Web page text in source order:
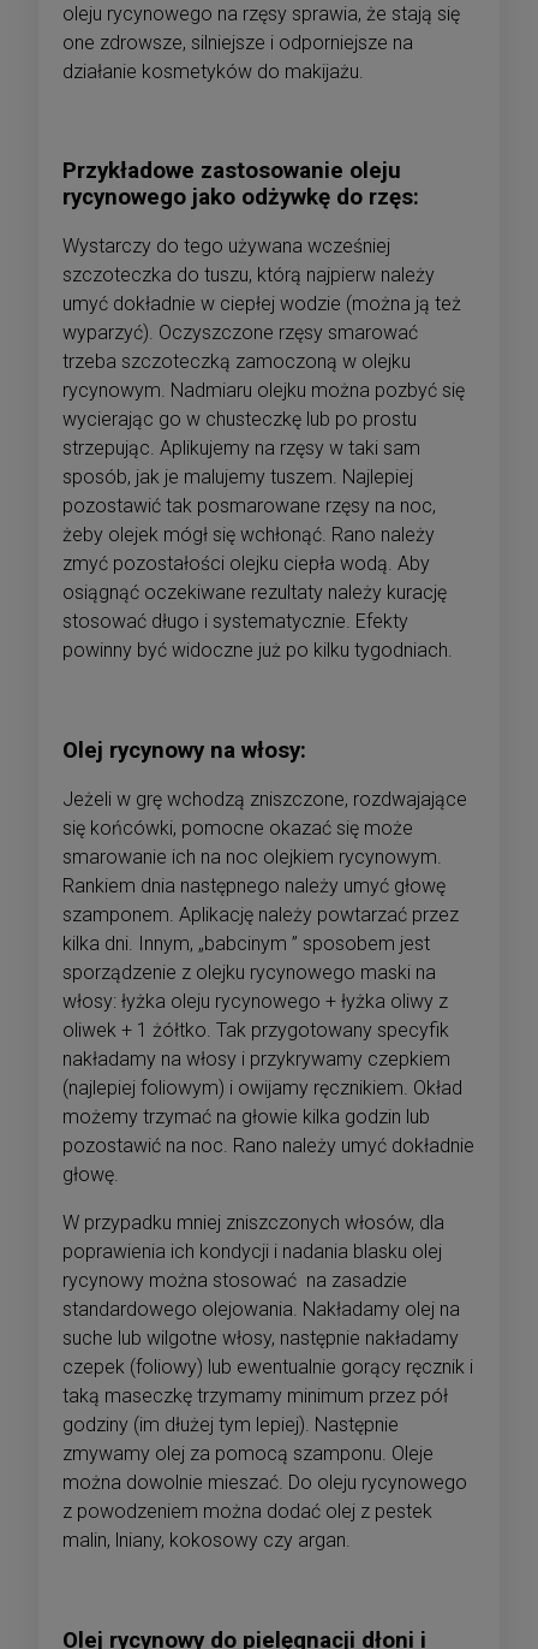
oleju rycynowego na rzęsy sprawia, że stają się
one zdrowsze, silniejsze i odporniejsze na
działanie kosmetyków do makijażu.
Przykładowe zastosowanie oleju
rycynowego jako odżywkę do rzęs:
Wystarczy do tego używana wcześniej
szczoteczka do tuszu, którą najpierw należy
umyć dokładnie w ciepłej wodzie (można ją też
wyparzyć). Oczyszczone rzęsy smarować
trzeba szczoteczką zamoczoną w olejku
rycynowym. Nadmiaru olejku można pozbyć się
wycierając go w chusteczkę lub po prostu
strzepując. Aplikujemy na rzęsy w taki sam
sposób, jak je malujemy tuszem. Najlepiej
pozostawić tak posmarowane rzęsy na noc,
żeby olejek mógł się wchłonąć. Rano należy
zmyć pozostałości olejku ciepła wodą. Aby
osiągnąć oczekiwane rezultaty należy kurację
stosować długo i systematycznie. Efekty
powinny być widoczne już po kilku tygodniach.
Olej rycynowy na włosy:
Jeżeli w grę wchodzą zniszczone, rozdwajające
się końcówki, pomocne okazać się może
smarowanie ich na noc olejkiem rycynowym.
Rankiem dnia następnego należy umyć głowę
szamponem. Aplikację należy powtarzać przez
kilka dni. Innym, „babcinym ” sposobem jest
sporządzenie z olejku rycynowego maski na
włosy: łyżka oleju rycynowego + łyżka oliwy z
oliwek + 1 żółtko. Tak przygotowany specyfik
nakładamy na włosy i przykrywamy czepkiem
(najlepiej foliowym) i owijamy ręcznikiem. Okład
możemy trzymać na głowie kilka godzin lub
pozostawić na noc. Rano należy umyć dokładnie
głowę.
W przypadku mniej zniszczonych włosów, dla
poprawienia ich kondycji i nadania blasku olej
rycynowy można stosować na zasadzie
standardowego olejowania. Nakładamy olej na
suche lub wilgotne włosy, następnie nakładamy
czepek (foliowy) lub ewentualnie gorący ręcznik i
taką maseczkę trzymamy minimum przez pół
godziny (im dłużej tym lepiej). Następnie
zmywamy olej za pomocą szamponu. Oleje
można dowolnie mieszać. Do oleju rycynowego
z powodzeniem można dodać olej z pestek
malin, lniany, kokosowy czy argan.
Olej rycynowy do pielęgnacji dłoni i